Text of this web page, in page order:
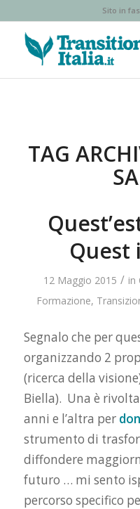
Sito in
TAG
Quest
12 Maggio 2015 / in
Formazione,
Segnalo che per
organizzando 2
(ricerca della
Biella). Una è
anni e l’altra per
strumento di
diffondere
futuro … mi sento
percorso specifico